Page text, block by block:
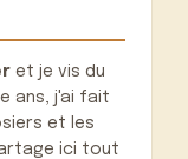
et je vis du
ans, j'ai fait
et les
ici tout